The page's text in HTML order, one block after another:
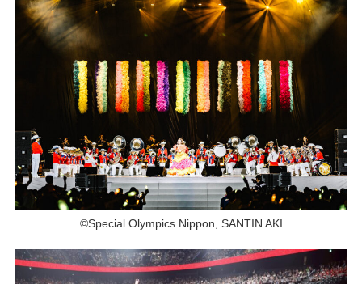
©Special Olympics Nippon, SANTIN AKI